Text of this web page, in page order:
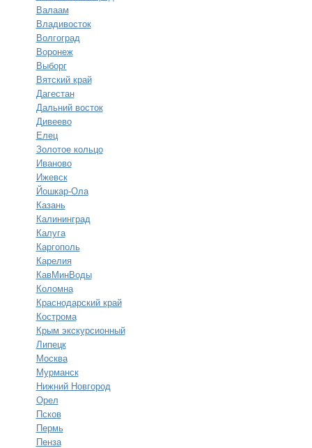
Валаам
Владивосток
Волгоград
Воронеж
Выборг
Вятский край
Дагестан
Дальний восток
Дивеево
Елец
Золотое кольцо
Иваново
Ижевск
Йошкар-Ола
Казань
Калининград
Калуга
Каргополь
Карелия
КавМинВоды
Коломна
Краснодарский край
Кострома
Крым экскурсионный
Липецк
Москва
Мурманск
Нижний Новгород
Орел
Псков
Пермь
Пенза